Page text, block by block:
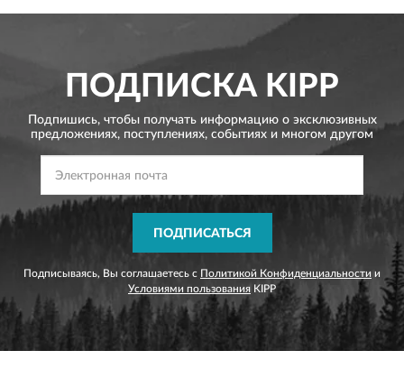
ПОДПИСКАKIPP
Подпишись, чтобы получать информацию о эксклюзивных
предложениях, поступлениях, событиях и многом другом
ПОДПИСАТЬСЯ
Подписываясь, Вы соглашаетесь с Политикой Конфиденциальности и
Условиями пользования KIPP